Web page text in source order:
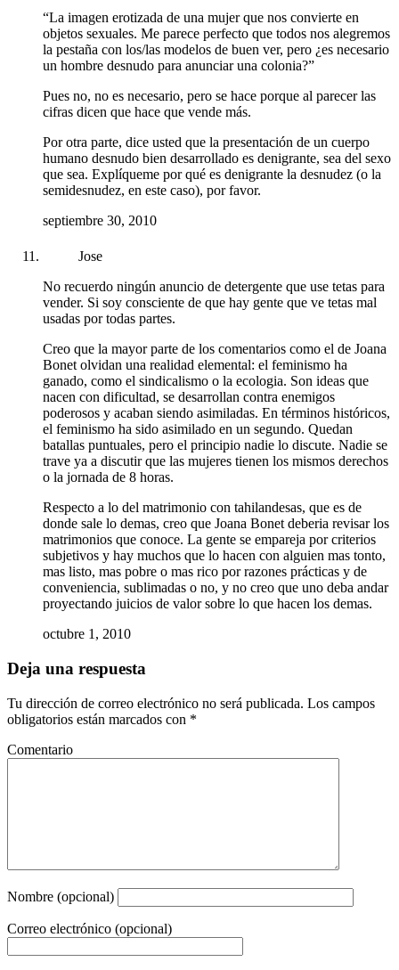
“La imagen erotizada de una mujer que nos convierte en
objetos sexuales. Me parece perfecto que todos nos alegremos
la pestaña con los/las modelos de buen ver, pero ¿es necesario
un hombre desnudo para anunciar una colonia?”
Pues no, no es necesario, pero se hace porque al parecer las
cifras dicen que hace que vende más.
Por otra parte, dice usted que la presentación de un cuerpo
humano desnudo bien desarrollado es denigrante, sea del sexo
que sea. Explíqueme por qué es denigrante la desnudez (o la
semidesnudez, en este caso), por favor.
septiembre 30, 2010
Jose
No recuerdo ningún anuncio de detergente que use tetas para
vender. Si soy consciente de que hay gente que ve tetas mal
usadas por todas partes.
Creo que la mayor parte de los comentarios como el de Joana
Bonet olvidan una realidad elemental: el feminismo ha
ganado, como el sindicalismo o la ecologia. Son ideas que
nacen con dificultad, se desarrollan contra enemigos
poderosos y acaban siendo asimiladas. En términos históricos,
el feminismo ha sido asimilado en un segundo. Quedan
batallas puntuales, pero el principio nadie lo discute. Nadie se
trave ya a discutir que las mujeres tienen los mismos derechos
o la jornada de 8 horas.
Respecto a lo del matrimonio con tahilandesas, que es de
donde sale lo demas, creo que Joana Bonet deberia revisar los
matrimonios que conoce. La gente se empareja por criterios
subjetivos y hay muchos que lo hacen con alguien mas tonto,
mas listo, mas pobre o mas rico por razones prácticas y de
conveniencia, sublimadas o no, y no creo que uno deba andar
proyectando juicios de valor sobre lo que hacen los demas.
octubre 1, 2010
Deja una respuesta
Tu dirección de correo electrónico no será publicada. Los campos
obligatorios están marcados con *
Comentario
Nombre (opcional)
Correo electrónico (opcional)